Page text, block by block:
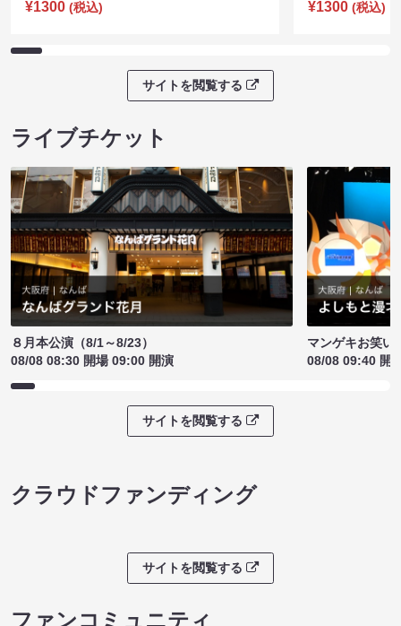
¥1300 (税込)
¥1300 (税込)
サイトを閲覧する
ライブチケット
８月本公演（8/1～8/23）
08/08 08:30 開場 09:00 開演
マンゲキお笑い
08/08 09:40 開
サイトを閲覧する
クラウドファンディング
サイトを閲覧する
ファンコミュニティ